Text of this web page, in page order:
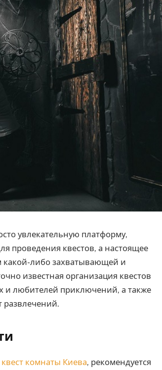
увлекательную платформу,
проведения квестов, а настоящее
какой-либо захватывающей и
известная организация квестов
и любителей приключений, а также
развлечений.
комнаты Киева, рекомендуется